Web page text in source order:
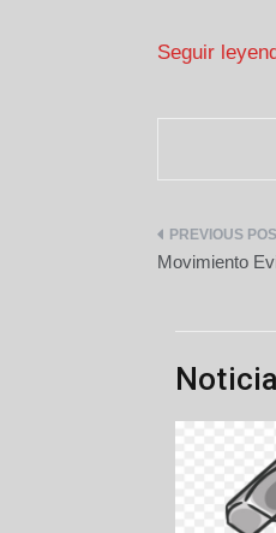
Seguir
Movimiento